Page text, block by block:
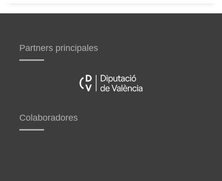
Partners principales
Colaboradores